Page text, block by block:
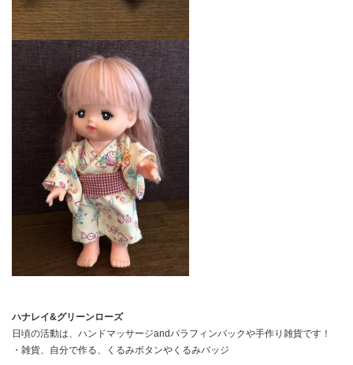
ハナレイ&グリーンローズ
日頃の活動は、ハンドマッサージandパラフィンパックや手作り雑貨です！
・雑貨、自分で作る、くるみボタンやくるみバッジ